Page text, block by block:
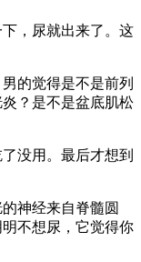
，尿就出来了。这
的觉得是不是前列
？是不是盆底肌松
没用。最后才想到
神经来自脊髓圆
不想尿，它觉得你